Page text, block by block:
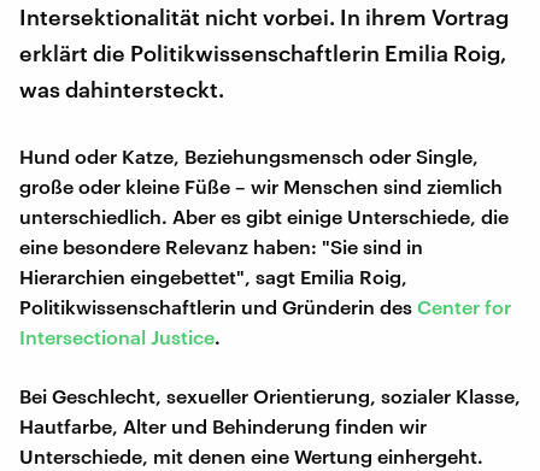
Intersektionalität nicht vorbei. In ihrem Vortrag
erklärt die Politikwissenschaftlerin Emilia Roig,
was dahintersteckt.
Hund oder Katze, Beziehungsmensch oder Single,
große oder kleine Füße – wir Menschen sind ziemlich
unterschiedlich. Aber es gibt einige Unterschiede, die
eine besondere Relevanz haben: "Sie sind in
Hierarchien eingebettet", sagt Emilia Roig,
Politikwissenschaftlerin und Gründerin des Center for
Intersectional Justice.
Bei Geschlecht, sexueller Orientierung, sozialer Klasse,
Hautfarbe, Alter und Behinderung finden wir
Unterschiede, mit denen eine Wertung einhergeht.